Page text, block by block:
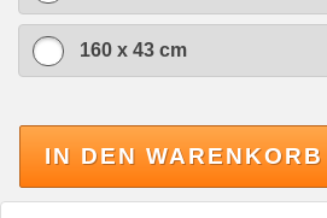
160 x 43 cm
IN DEN WARENKORB